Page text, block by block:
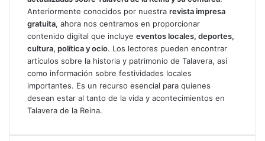
Anteriormente conocidos por nuestra revista impresa
gratuita, ahora nos centramos en proporcionar
contenido digital que incluye eventos locales, deportes,
cultura, política y ocio. Los lectores pueden encontrar
artículos sobre la historia y patrimonio de Talavera, así
como información sobre festividades locales
importantes. Es un recurso esencial para quienes
desean estar al tanto de la vida y acontecimientos en
Talavera de la Reina.